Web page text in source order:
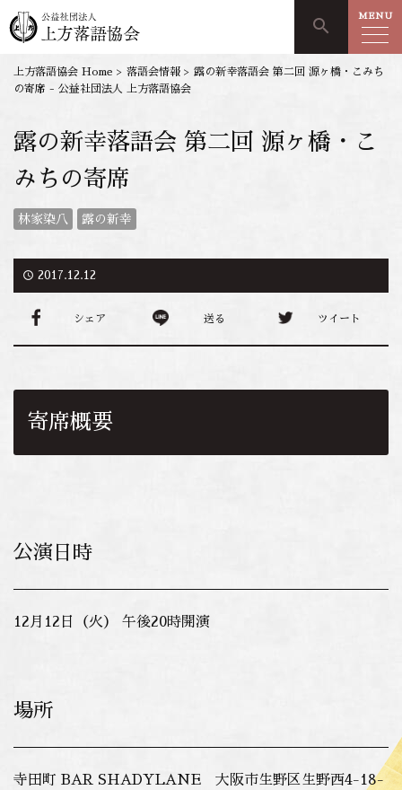
search MENU
上方落語協会 Home > 落語会情報 > 露の新幸落語会 第二回 源ヶ橋・こみち
の寄席 - 公益社団法人 上方落語協会
露の新幸落語会 第二回 源ヶ橋・こ
みちの寄席
林家染八 露の新幸
access_time 2017.12.12
シェア 送る ツイート
寄席概要
公演日時
12月12日（火） 午後20時開演
場所
寺田町 BAR SHADYLANE 大阪市生野区生野西4-18-